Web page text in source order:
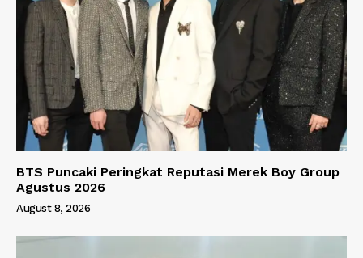
BTS Puncaki Peringkat Reputasi Merek Boy Group
Agustus 2026
August 8, 2026